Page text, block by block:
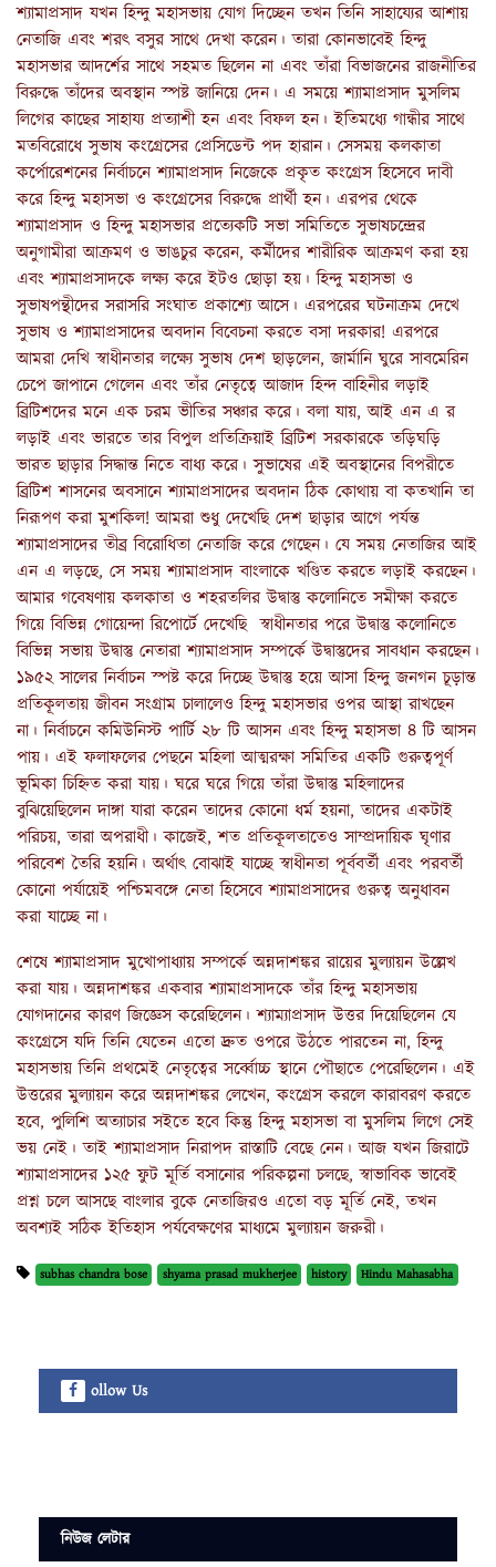
শ্যামাপ্রসাদ যখন হিন্দু মহাসভায় যোগ দিচ্ছেন তখন তিনি সাহায্যের আশায়
নেতাজি এবং শরৎ বসুর সাথে দেখা করেন। তারা কোনভাবেই হিন্দু
মহাসভার আদর্শের সাথে সহমত ছিলেন না এবং তাঁরা বিভাজনের রাজনীতির
বিরুদ্ধে তাঁদের অবস্থান স্পষ্ট জানিয়ে দেন। এ সময়ে শ্যামাপ্রসাদ মুসলিম
লিগের কাছের সাহায্য প্রত্যাশী হন এবং বিফল হন। ইতিমধ্যে গান্ধীর সাথে
মতবিরোধে সুভাষ কংগ্রেসের প্রেসিডেন্ট পদ হারান। সেসময় কলকাতা
কর্পোরেশনের নির্বাচনে শ্যামাপ্রসাদ নিজেকে প্রকৃত কংগ্রেস হিসেবে দাবী
করে হিন্দু মহাসভা ও কংগ্রেসের বিরুদ্ধে প্রার্থী হন। এরপর থেকে
শ্যামাপ্রসাদ ও হিন্দু মহাসভার প্রত্যেকটি সভা সমিতিতে সুভাষচন্দ্রের
অনুগামীরা আক্রমণ ও ভাঙচুর করেন, কর্মীদের শারীরিক আক্রমণ করা হয়
এবং শ্যামাপ্রসাদকে লক্ষ্য করে ইটও ছোড়া হয়। হিন্দু মহাসভা ও
সুভাষপন্থীদের সরাসরি সংঘাত প্রকাশ্যে আসে। এরপরের ঘটনাক্রম দেখে
সুভাষ ও শ্যামাপ্রসাদের অবদান বিবেচনা করতে বসা দরকার! এরপরে
আমরা দেখি স্বাধীনতার লক্ষ্যে সুভাষ দেশ ছাড়লেন, জার্মানি ঘুরে সাবমেরিন
চেপে জাপানে গেলেন এবং তাঁর নেতৃত্বে আজাদ হিন্দ বাহিনীর লড়াই
ব্রিটিশদের মনে এক চরম ভীতির সঞ্চার করে। বলা যায়, আই এন এ র
লড়াই এবং ভারতে তার বিপুল প্রতিক্রিয়াই ব্রিটিশ সরকারকে তড়িঘড়ি
ভারত ছাড়ার সিদ্ধান্ত নিতে বাধ্য করে। সুভাষের এই অবস্থানের বিপরীতে
ব্রিটিশ শাসনের অবসানে শ্যামাপ্রসাদের অবদান ঠিক কোথায় বা কতখানি তা
নিরূপণ করা মুশকিল! আমরা শুধু দেখেছি দেশ ছাড়ার আগে পর্যন্ত
শ্যামাপ্রসাদের তীব্র বিরোধিতা নেতাজি করে গেছেন। যে সময় নেতাজির আই
এন এ লড়ছে, সে সময় শ্যামাপ্রসাদ বাংলাকে খণ্ডিত করতে লড়াই করছেন।
আমার গবেষণায় কলকাতা ও শহরতলির উদ্বাস্তু কলোনিতে সমীক্ষা করতে
গিয়ে বিভিন্ন গোয়েন্দা রিপোর্টে দেখেছি স্বাধীনতার পরে উদ্বাস্তু কলোনিতে
বিভিন্ন সভায় উদ্বাস্তু নেতারা শ্যামাপ্রসাদ সম্পর্কে উদ্বাস্তুদের সাবধান করছেন।
১৯৫২ সালের নির্বাচন স্পষ্ট করে দিচ্ছে উদ্বাস্তু হয়ে আসা হিন্দু জনগন চূড়ান্ত
প্রতিকূলতায় জীবন সংগ্রাম চালালেও হিন্দু মহাসভার ওপর আস্থা রাখছেন
না। নির্বাচনে কমিউনিস্ট পার্টি ২৮ টি আসন এবং হিন্দু মহাসভা ৪ টি আসন
পায়। এই ফলাফলের পেছনে মহিলা আত্মরক্ষা সমিতির একটি গুরুত্বপূর্ণ
ভূমিকা চিহ্নিত করা যায়। ঘরে ঘরে গিয়ে তাঁরা উদ্বাস্তু মহিলাদের
বুঝিয়েছিলেন দাঙ্গা যারা করেন তাদের কোনো ধর্ম হয়না, তাদের একটাই
পরিচয়, তারা অপরাধী। কাজেই, শত প্রতিকূলতাতেও সাম্প্রদায়িক ঘৃণার
পরিবেশ তৈরি হয়নি। অর্থাৎ বোঝাই যাচ্ছে স্বাধীনতা পূর্ববর্তী এবং পরবর্তী
কোনো পর্যায়েই পশ্চিমবঙ্গে নেতা হিসেবে শ্যামাপ্রসাদের গুরুত্ব অনুধাবন
করা যাচ্ছে না।
শেষে শ্যামাপ্রসাদ মুখোপাধ্যায় সম্পর্কে অন্নদাশঙ্কর রায়ের মুল্যায়ন উল্লেখ
করা যায়। অন্নদাশঙ্কর একবার শ্যামাপ্রসাদকে তাঁর হিন্দু মহাসভায়
যোগদানের কারণ জিজ্ঞেস করেছিলেন। শ্যাম্যাপ্রসাদ উত্তর দিয়েছিলেন যে
কংগ্রেসে যদি তিনি যেতেন এতো দ্রুত ওপরে উঠতে পারতেন না, হিন্দু
মহাসভায় তিনি প্রথমেই নেতৃত্বের সর্ব্বোচ্চ স্থানে পৌছাতে পেরেছিলেন। এই
উত্তরের মুল্যায়ন করে অন্নদাশঙ্কর লেখেন, কংগ্রেস করলে কারাবরণ করতে
হবে, পুলিশি অত্যাচার সইতে হবে কিন্তু হিন্দু মহাসভা বা মুসলিম লিগে সেই
ভয় নেই। তাই শ্যামাপ্রসাদ নিরাপদ রাস্তাটি বেছে নেন। আজ যখন জিরাটে
শ্যামাপ্রসাদের ১২৫ ফুট মূর্তি বসানোর পরিকল্পনা চলছে, স্বাভাবিক ভাবেই
প্রশ্ন চলে আসছে বাংলার বুকে নেতাজিরও এতো বড় মূর্তি নেই, তখন
অবশ্যই সঠিক ইতিহাস পর্যবেক্ষণের মাধ্যমে মুল্যায়ন জরুরী।
subhas chandra bose shyama prasad mukherjee history Hindu Mahasabha
ollow Us
নিউজ লেটার